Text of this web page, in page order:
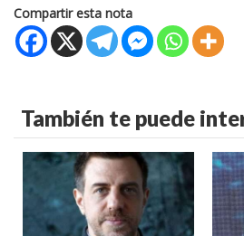
Compartir esta nota
También te puede